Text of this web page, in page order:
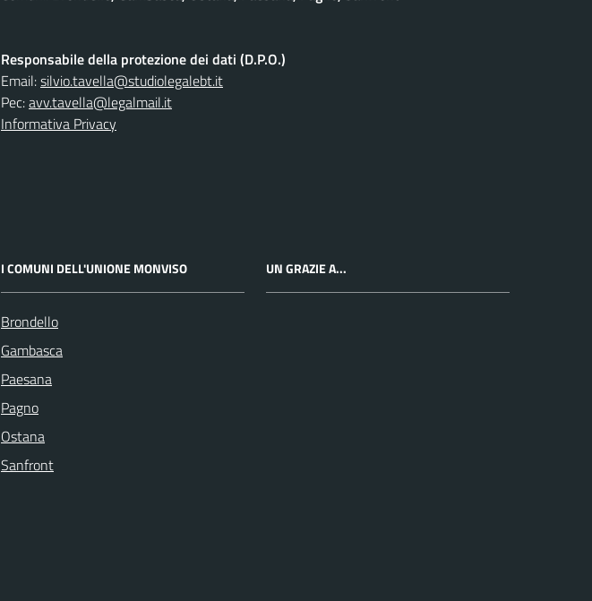
Responsabile della protezione dei dati (D.P.O.)
Email:silvio.tavella@studiolegalebt.it
Pec:avv.tavella@legalmail.it
Informativa Privacy
I COMUNI DELL'UNIONE MONVISO
Brondello
Gambasca
Paesana
Pagno
Ostana
Sanfront
UN GRAZIE A...